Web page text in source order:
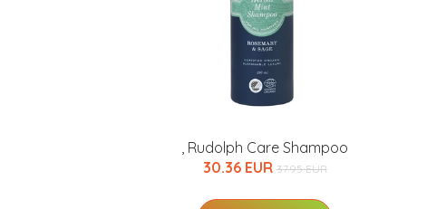
, Rudolph Care Shampoo
30.36 EUR 37.95 EUR